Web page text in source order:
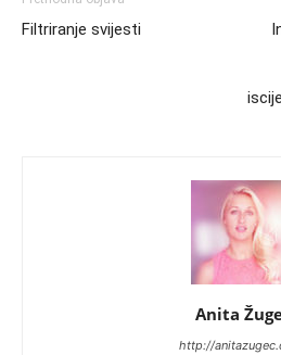
Filtriranje svijesti
Anita
http://